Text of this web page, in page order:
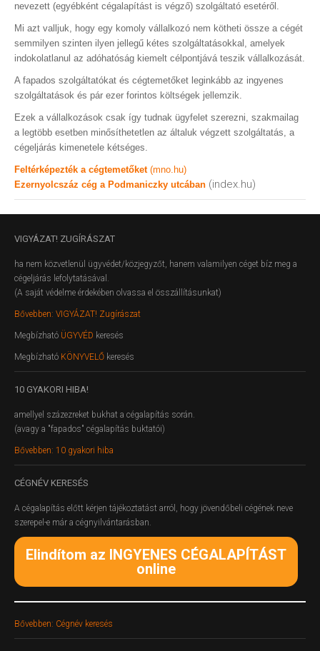
nevezett (egyébként cégalapítást is végző) szolgáltató esetéről.
Mi azt valljuk, hogy egy komoly vállalkozó nem kötheti össze a cégét
semmilyen szinten ilyen jellegű kétes szolgáltatásokkal, amelyek
indokolatlanul az adóhatóság kiemelt célpontjává teszik vállalkozását.
A fapados szolgáltatókat és cégtemetőket leginkább az ingyenes
szolgáltatások és pár ezer forintos költségek jellemzik.
Ezek a vállalkozások csak így tudnak ügyfelet szerezni, szakmailag
a legtöbb esetben minősíthetetlen az általuk végzett szolgáltatás, a
cégeljárás kimenetele kétséges.
Feltérképezték a cégtemetőket (mno.hu)
Ezernyolcszáz cég a Podmaniczky utcában (index.hu)
VIGYÁZAT! ZUGÍRÁSZAT
ha nem közvetlenül ügyvédet/közjegyzőt, hanem valamilyen céget bíz meg a
cégeljárás lefolytatásával.
(A saját védelme érdekében olvassa el összállításunkat)
Bővebben: VIGYÁZAT! Zugírászat
Megbízható ÜGYVÉD keresés
Megbízható KÖNYVELŐ keresés
10 GYAKORI HIBA!
amellyel százezreket bukhat a cégalapítás során.
(avagy a "fapados" cégalapítás buktatói)
Bővebben: 10 gyakori hiba
CÉGNÉV KERESÉS
A cégalapítás előtt kérjen tájékoztatást arról, hogy jövendőbeli cégének neve
szerepel-e már a cégnyilvántarásban.
Elindítom az INGYENES CÉGALAPÍTÁST
online
Bővebben: Cégnév keresés